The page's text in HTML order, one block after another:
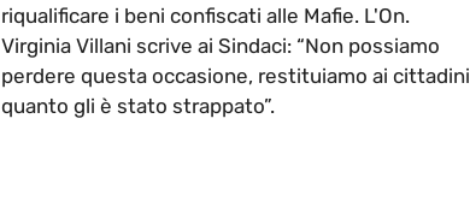
riqualificare i beni confiscati alle Mafie. L'On.
Virginia Villani scrive ai Sindaci: “Non possiamo
perdere questa occasione, restituiamo ai cittadini
quanto gli è stato strappato”.